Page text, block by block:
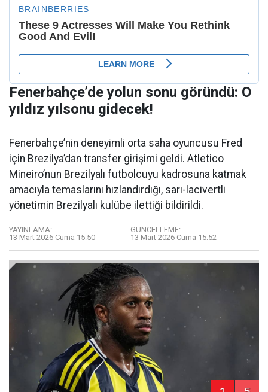
Fenerbahçe’de yolun sonu göründü: O
yıldız yılsonu gidecek!
Fenerbahçe’nin deneyimli orta saha oyuncusu Fred
için Brezilya’dan transfer girişimi geldi. Atletico
Mineiro’nun Brezilyalı futbolcuyu kadrosuna katmak
amacıyla temaslarını hızlandırdığı, sarı-lacivertli
yönetimin Brezilyalı kulübe ilettiği bildirildi.
YAYINLAMA:
13 Mart 2026 Cuma 15:50
GÜNCELLEME:
13 Mart 2026 Cuma 15:52